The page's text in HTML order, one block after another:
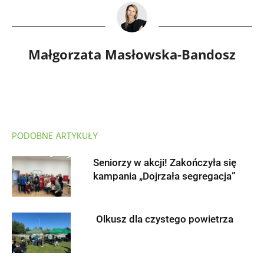
Małgorzata Masłowska-Bandosz
PODOBNE ARTYKUŁY
Seniorzy w akcji! Zakończyła się
kampania „Dojrzała segregacja”
Olkusz dla czystego powietrza